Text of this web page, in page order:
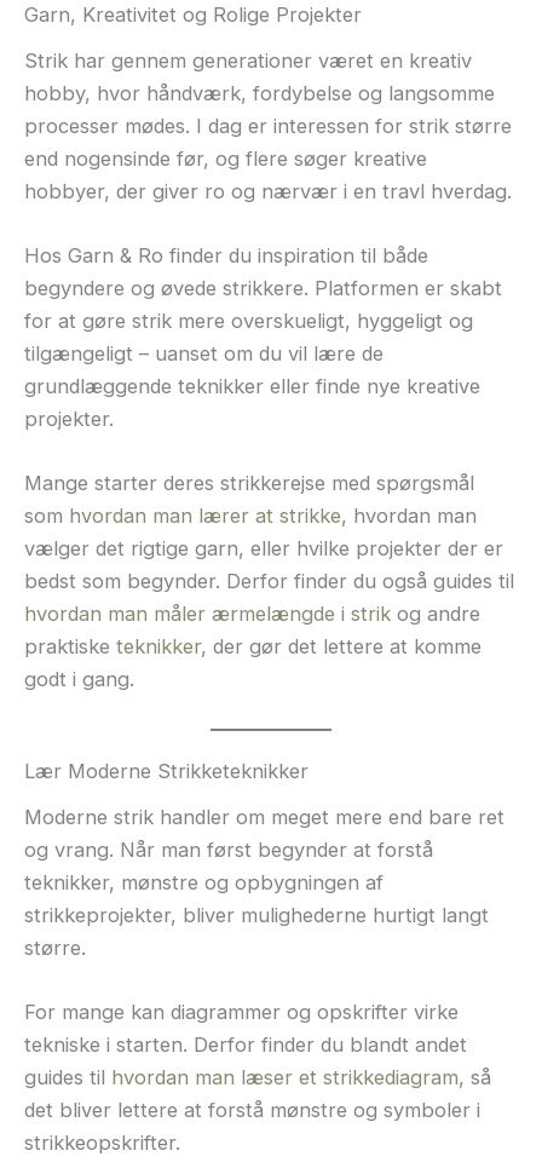
Garn, Kreativitet og Rolige Projekter
Strik har gennem generationer været en kreativ
hobby, hvor håndværk, fordybelse og langsomme
processer mødes. I dag er interessen for strik større
end nogensinde før, og flere søger kreative
hobbyer, der giver ro og nærvær i en travl hverdag.
Hos Garn & Ro finder du inspiration til både
begyndere og øvede strikkere. Platformen er skabt
for at gøre strik mere overskueligt, hyggeligt og
tilgængeligt – uanset om du vil lære de
grundlæggende teknikker eller finde nye kreative
projekter.
Mange starter deres strikkerejse med spørgsmål
som hvordan man lærer at strikke, hvordan man
vælger det rigtige garn, eller hvilke projekter der er
bedst som begynder. Derfor finder du også guides til
hvordan man måler ærmelængde i strik og andre
praktiske teknikker, der gør det lettere at komme
godt i gang.
Lær Moderne Strikketeknikker
Moderne strik handler om meget mere end bare ret
og vrang. Når man først begynder at forstå
teknikker, mønstre og opbygningen af
strikkeprojekter, bliver mulighederne hurtigt langt
større.
For mange kan diagrammer og opskrifter virke
tekniske i starten. Derfor finder du blandt andet
guides til hvordan man læser et strikkediagram, så
det bliver lettere at forstå mønstre og symboler i
strikkeopskrifter.